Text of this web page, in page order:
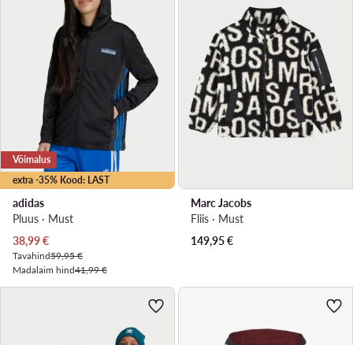
extra -35% Kood: LAST
Võimalus
adidas
Pluus · Must
Praegune hind
38,99€
Tavahind59,95 €
Madalaim hind41,99 €
Marc Jacobs
Fliis · Must
149,95€